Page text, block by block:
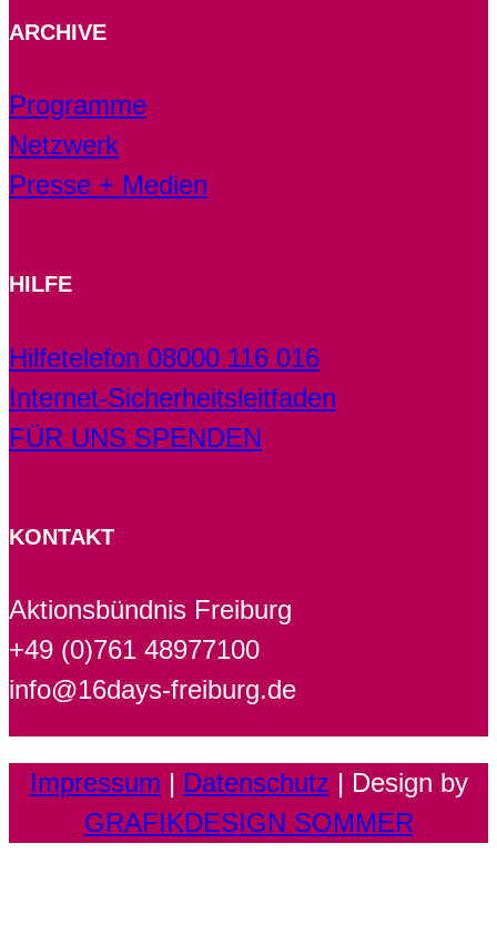
ARCHIVE
Programme
Netzwerk
Presse + Medien
HILFE
Hilfetelefon 08000 116 016
Internet-Sicherheitsleitfaden
FÜR UNS SPENDEN
KONTAKT
Aktionsbündnis Freiburg
+49 (0)761 48977100
info@16days-freiburg.de
Impressum | Datenschutz | Design by
GRAFIKDESIGN SOMMER